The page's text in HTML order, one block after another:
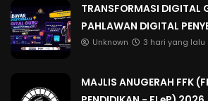
TRANSFORMASI DIGITAL
PAHLAWAN DIGITAL
Unknown 3 hari yang lalu
MAJLIS ANUGERAH FFK